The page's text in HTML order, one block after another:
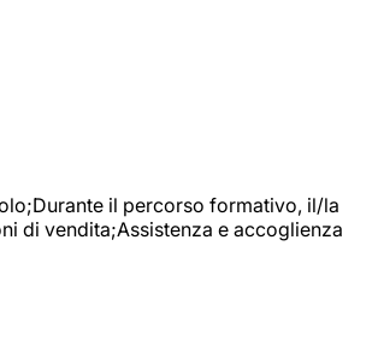
il percorso formativo, il/la
di vendita;Assistenza e accoglienza